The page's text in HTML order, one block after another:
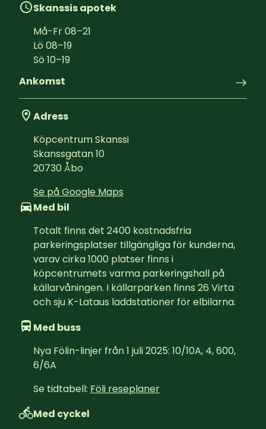
Skanssis apotek
Må-Fr08–21
Lö 08–19
Sö 10–19
Ankomst
Adress
Köpcentrum Skanssi
Skanssgatan 10
20730 Åbo
Se på Google Maps
Med bil
Totalt finns det 2400 kostnadsfria
parkeringsplatser tillgängliga för kunderna,
varav cirka 1000 platser finns i
köpcentrumets varma parkeringshall på
källarvåningen. I källarparken finns 26 Virta
och sju K-Lataus laddstationer för elbilarna.
Med buss
Nya Fölin-linjer från 1 juli 2025: 10/10A, 4, 600,
6/6A
Se tidtabell: Föli reseplaner
Med cyckel